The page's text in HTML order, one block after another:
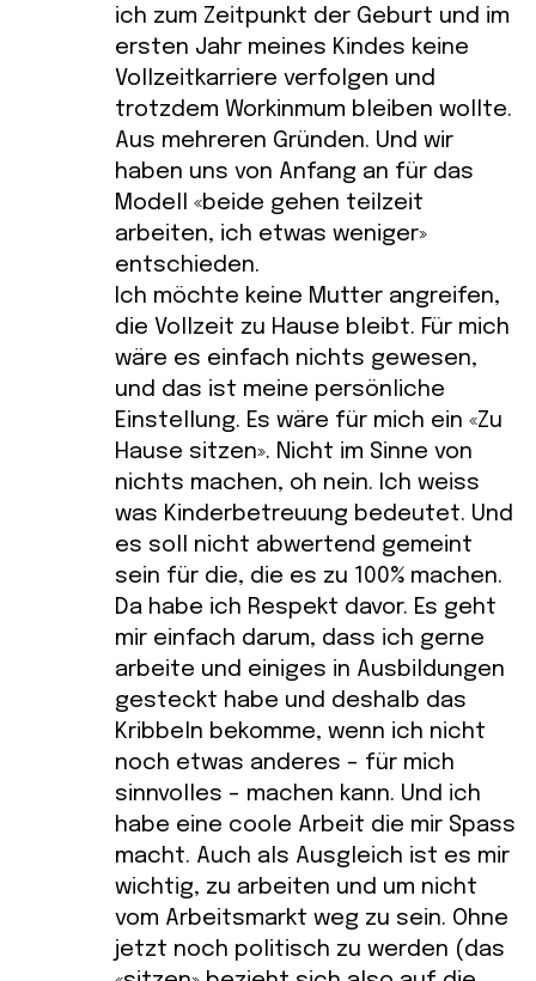
ich zum Zeitpunkt der Geburt und im
ersten Jahr meines Kindes keine
Vollzeitkarriere verfolgen und
trotzdem Workinmum bleiben wollte.
Aus mehreren Gründen. Und wir
haben uns von Anfang an für das
Modell «beide gehen teilzeit
arbeiten, ich etwas weniger»
entschieden.
Ich möchte keine Mutter angreifen,
die Vollzeit zu Hause bleibt. Für mich
wäre es einfach nichts gewesen,
und das ist meine persönliche
Einstellung. Es wäre für mich ein «Zu
Hause sitzen». Nicht im Sinne von
nichts machen, oh nein. Ich weiss
was Kinderbetreuung bedeutet. Und
es soll nicht abwertend gemeint
sein für die, die es zu 100% machen.
Da habe ich Respekt davor. Es geht
mir einfach darum, dass ich gerne
arbeite und einiges in Ausbildungen
gesteckt habe und deshalb das
Kribbeln bekomme, wenn ich nicht
noch etwas anderes – für mich
sinnvolles – machen kann. Und ich
habe eine coole Arbeit die mir Spass
macht. Auch als Ausgleich ist es mir
wichtig, zu arbeiten und um nicht
vom Arbeitsmarkt weg zu sein. Ohne
jetzt noch politisch zu werden (das